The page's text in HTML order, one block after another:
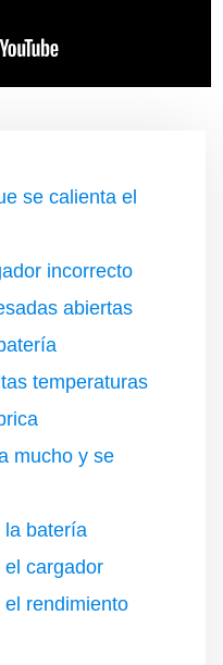
se calienta el
incorrecto
abiertas
temperaturas
mucho y se
la batería
el cargador
rendimiento